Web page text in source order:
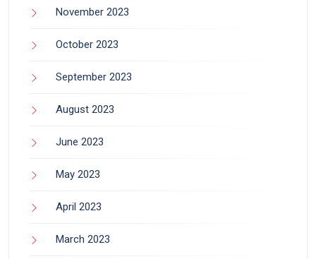
November 2023
October 2023
September 2023
August 2023
June 2023
May 2023
April 2023
March 2023